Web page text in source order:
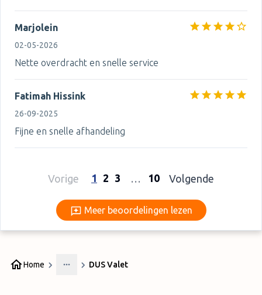
Marjolein
02-05-2026
Nette overdracht en snelle service
Fatimah Hissink
26-09-2025
Fijne en snelle afhandeling
Vorige 1 2 3 … 10 Volgende
Meer beoordelingen lezen
Meer beoordelingen lezen
Home
More
DUS Valet